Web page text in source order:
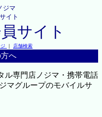
ジマ
イト
サイト
｜ 店舗検索
へ
ル専門店ノジマ・携帯電話
マグループのモバイルサ